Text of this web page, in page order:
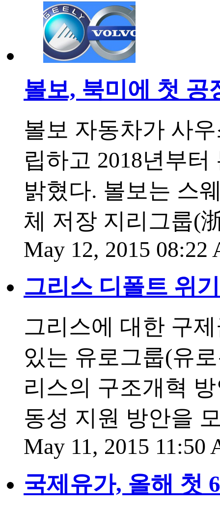
볼보, 북미에 첫 공
볼보 자동차가 사
립하고 2018년부
밝혔다. 볼보는 스
체 저장 지리그룹(
May 12, 2015 08:22
그리스 디폴트 위
그리스에 대한 구
있는 유로그룹(유
리스의 구조개혁
동성 지원 방안을
May 11, 2015 11:50
국제유가, 올해 첫